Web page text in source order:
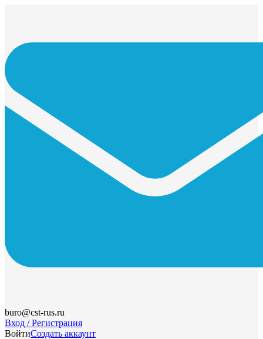
buro@cst-rus.ru
Вход / Регистрация
ВойтиСоздать аккаунт